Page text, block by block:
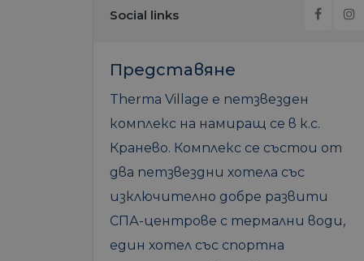
Social links
Представяне
Therma Village е петзвезден
комплекс на намиращ се в к.с.
Кранево. Комплекс се състои от
два петзвездни хотела със
изключително добре развити
СПА-центрове с термални води,
един хотел със спортна